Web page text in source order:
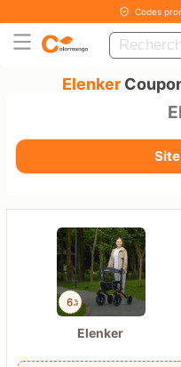
Codes
Elenker
Elenker